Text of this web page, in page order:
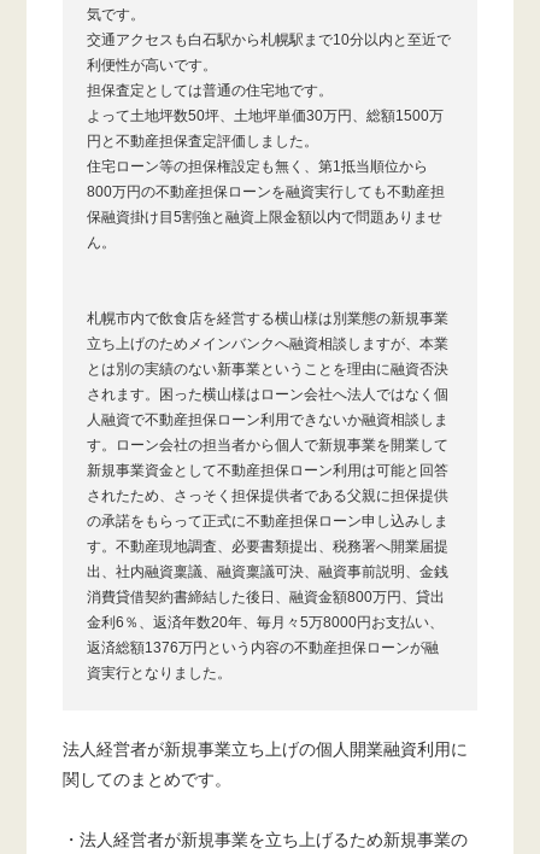
気です。
交通アクセスも白石駅から札幌駅まで10分以内と至近で
利便性が高いです。
担保査定としては普通の住宅地です。
よって土地坪数50坪、土地坪単価30万円、総額1500万
円と不動産担保査定評価しました。
住宅ローン等の担保権設定も無く、第1抵当順位から
800万円の不動産担保ローンを融資実行しても不動産担
保融資掛け目5割強と融資上限金額以内で問題ありませ
ん。
札幌市内で飲食店を経営する横山様は別業態の新規事業
立ち上げのためメインバンクへ融資相談しますが、本業
とは別の実績のない新事業ということを理由に融資否決
されます。困った横山様はローン会社へ法人ではなく個
人融資で不動産担保ローン利用できないか融資相談しま
す。ローン会社の担当者から個人で新規事業を開業して
新規事業資金として不動産担保ローン利用は可能と回答
されたため、さっそく担保提供者である父親に担保提供
の承諾をもらって正式に不動産担保ローン申し込みしま
す。不動産現地調査、必要書類提出、税務署へ開業届提
出、社内融資稟議、融資稟議可決、融資事前説明、金銭
消費貸借契約書締結した後日、融資金額800万円、貸出
金利6％、返済年数20年、毎月々5万8000円お支払い、
返済総額1376万円という内容の不動産担保ローンが融
資実行となりました。
法人経営者が新規事業立ち上げの個人開業融資利用に
関してのまとめです。
・法人経営者が新規事業を立ち上げるため新規事業の